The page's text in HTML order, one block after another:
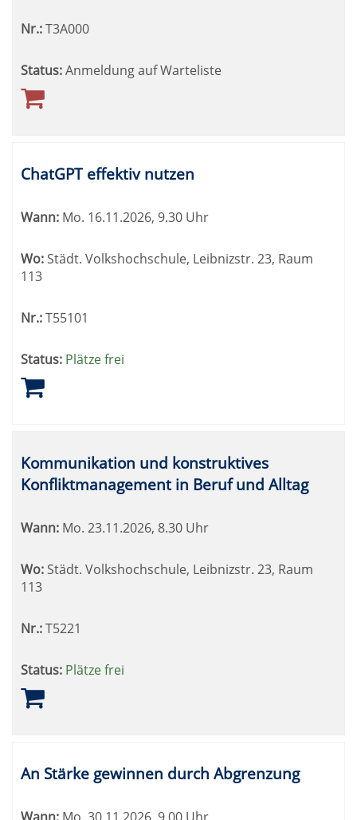
Nr.:T3A000
Status:Anmeldung auf Warteliste
ChatGPT effektiv nutzen
Wann: Mo. 16.11.2026, 9.30 Uhr
Wo:Städt. Volkshochschule, Leibnizstr. 23, Raum
113
Nr.:T55101
Status: Plätze frei
Kommunikation und konstruktives
Konfliktmanagement in Beruf und Alltag
Wann: Mo. 23.11.2026, 8.30 Uhr
Wo: Städt. Volkshochschule, Leibnizstr. 23, Raum
113
Nr.:T5221
Status: Plätze frei
An Stärke gewinnen durch Abgrenzung